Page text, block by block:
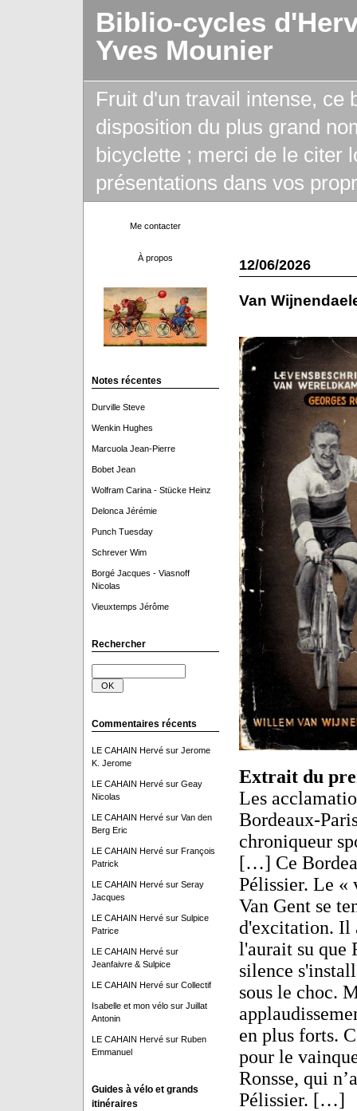
Biblio-cycles
Yves Mounier
Fruit d'un travail intense, ce
disposition du plus grand
bicyclette ; merci de le citer
présentations dans vos
Me contacter
À propos
Notes récentes
Durville Steve
Wenkin Hughes
Marcuola Jean-Pierre
Bobet Jean
Wolfram Carina - Stücke Heinz
Delonca Jérémie
Punch Tuesday
Schrever Wim
Borgé Jacques - Viasnoff
Nicolas
Vieuxtemps Jérôme
Rechercher
Commentaires récents
LE CAHAIN Hervésur Jerome
K. Jerome
LE CAHAIN Hervésur Geay
Nicolas
LE CAHAIN Hervésur Van den
Berg Eric
LE CAHAIN Hervésur François
Patrick
LE CAHAIN Hervésur Seray
Jacques
LE CAHAIN Hervésur Sulpice
Patrice
LE CAHAIN Hervésur
Jeanfaivre & Sulpice
LE CAHAIN Hervésur Collectif
Isabelle et mon vélosur Juillat
Antonin
LE CAHAIN Hervésur Ruben
Emmanuel
Guides à vélo et grands
itinéraires
12/06/2026
Van
Extrait du
Les
Bordeaux-
chroniqueur
[…] Ce
Pélissier. Le
Van Gent se
d'excitation. Il
l'aurait su que
silence
sous le choc.
en plus forts.
pour le
Ronsse, qui
Pélissier. […]